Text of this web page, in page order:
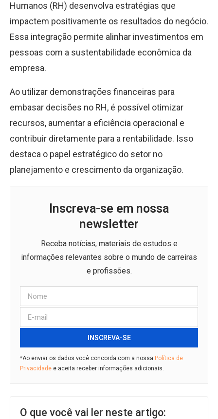
Humanos (RH) desenvolva estratégias que
impactem positivamente os resultados do negócio.
Essa integração permite alinhar investimentos em
pessoas com a sustentabilidade econômica da
empresa.
Ao utilizar demonstrações financeiras para
embasar decisões no RH, é possível otimizar
recursos, aumentar a eficiência operacional e
contribuir diretamente para a rentabilidade. Isso
destaca o papel estratégico do setor no
planejamento e crescimento da organização.
Inscreva-se em nossa
newsletter
Receba notícias, materiais de estudos e
informações relevantes sobre o mundo de carreiras
e profissões.
INSCREVA-SE
*Ao enviar os dados você concorda com a nossa Política de
Privacidade e aceita receber informações adicionais.
O que você vai ler neste artigo: